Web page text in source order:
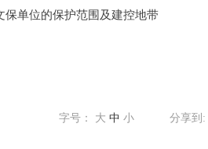
保单位的保护范围及建控地带
分享到:
字号： 大 中 小